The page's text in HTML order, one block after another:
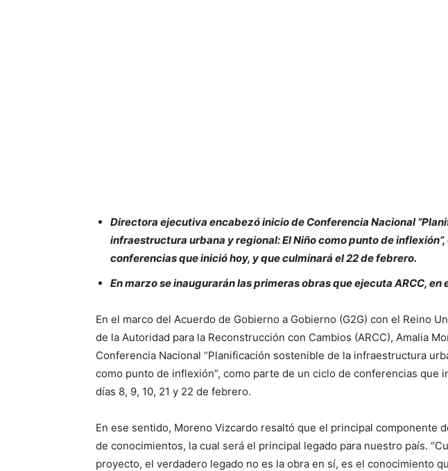
Directora ejecutiva encabezó inicio de Conferencia Nacional
infraestructura urbana y regional: El Niño como punto de
conferencias que inició hoy, y que culminará el 22 de febrero.
En marzo se inaugurarán las primeras obras que ejecuta ARCC, en
En el marco del Acuerdo de Gobierno a Gobierno (G2G) con el Reino
de la Autoridad para la Reconstrucción con Cambios (ARCC), Amalia
Conferencia Nacional “Planificación sostenible de la infraestructura
como punto de inflexión”, como parte de un ciclo de conferencias que
días 8, 9, 10, 21 y 22 de febrero.
En ese sentido, Moreno Vizcardo resaltó que el principal componente
de conocimientos, la cual será el principal legado para nuestro país.
proyecto, el verdadero legado no es la obra en sí, es el conocimiento